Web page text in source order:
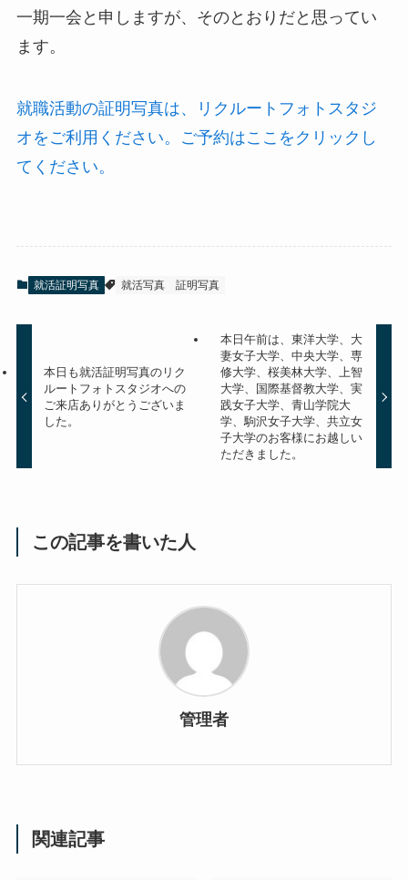
一期一会と申しますが、そのとおりだと思ってい
ます。
就職活動の証明写真は、リクルートフォトスタジ
オをご利用ください。ご予約はここをクリックし
てください。
就活証明写真 就活写真 証明写真
本日も就活証明写真のリク
ルートフォトスタジオへの
ご来店ありがとうございま
した。
本日午前は、東洋大学、大
妻女子大学、中央大学、専
修大学、桜美林大学、上智
大学、国際基督教大学、実
践女子大学、青山学院大
学、駒沢女子大学、共立女
子大学のお客様にお越しい
ただきました。
この記事を書いた人
管理者
関連記事